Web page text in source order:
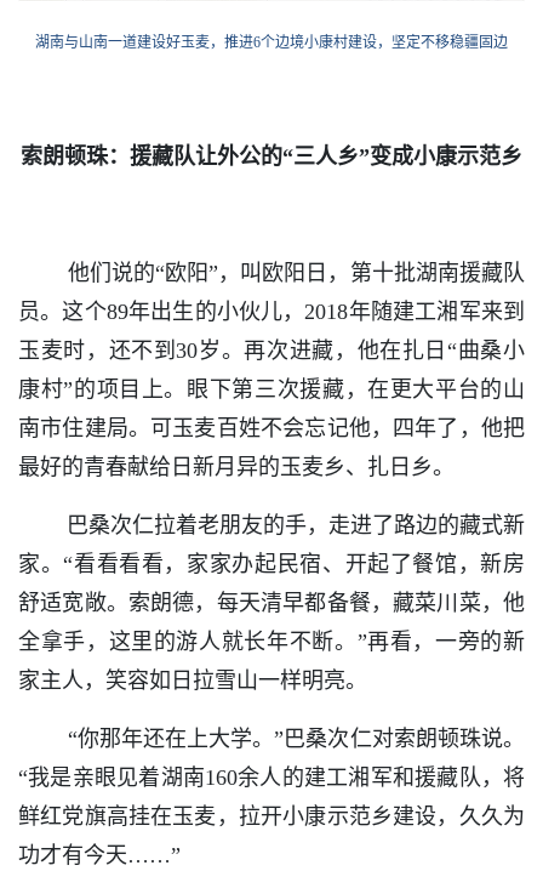
湖南与山南一道建设好玉麦，推进6个边境小康村建设，坚定不移稳疆固边
索朗顿珠：援藏队让外公的“三人乡”变成小康示范乡
他们说的“欧阳”，叫欧阳日，第十批湖南援藏队
员。这个89年出生的小伙儿，2018年随建工湘军来到
玉麦时，还不到30岁。再次进藏，他在扎日“曲桑小
康村”的项目上。眼下第三次援藏，在更大平台的山
南市住建局。可玉麦百姓不会忘记他，四年了，他把
最好的青春献给日新月异的玉麦乡、扎日乡。
巴桑次仁拉着老朋友的手，走进了路边的藏式新
家。“看看看看，家家办起民宿、开起了餐馆，新房
舒适宽敞。索朗德，每天清早都备餐，藏菜川菜，他
全拿手，这里的游人就长年不断。”再看，一旁的新
家主人，笑容如日拉雪山一样明亮。
“你那年还在上大学。”巴桑次仁对索朗顿珠说。
“我是亲眼见着湖南160余人的建工湘军和援藏队，将
鲜红党旗高挂在玉麦，拉开小康示范乡建设，久久为
功才有今天……”